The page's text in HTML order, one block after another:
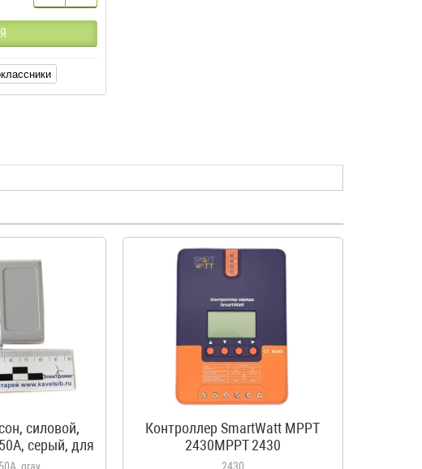
силовой,
серый, для
автодома,
Контроллер SmartWatt MPPT
2430MPPT 2430